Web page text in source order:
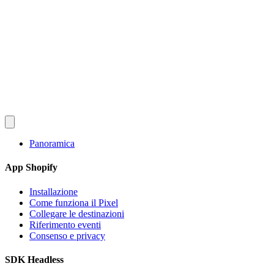
Panoramica
App Shopify
Installazione
Come funziona il Pixel
Collegare le destinazioni
Riferimento eventi
Consenso e privacy
SDK Headless